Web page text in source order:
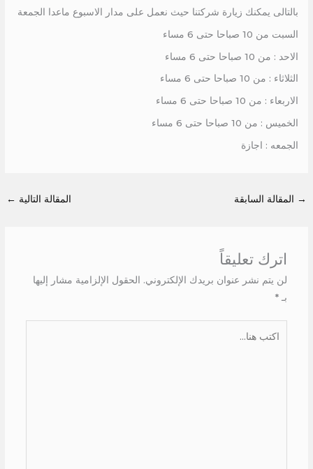
بالتالى يمكنك زيارة شركتنا حيث نعمل على مدار الاسبوع ماعدا الجمعة
السبت من 10 صباحا حتى 6 مساء
الاحد : من 10 صباحا حتى 6 مساء
الثلاثاء : من 10 صباحا حتى 6 مساء
الاربعاء : من 10 صباحا حتى 6 مساء
الخميس : من 10 صباحا حتى 6 مساء
الجمعه : اجازة
→ المقالة السابقة المقالة التالية ←
اترك تعليقاً
لن يتم نشر عنوان بريدك الإلكتروني. الحقول الإلزامية مشار إليها
بـ *